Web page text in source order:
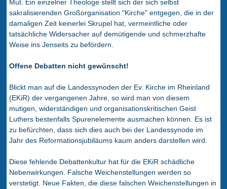
Mut. Ein einzelner Theologe stellt sich der sich selbst
sakralisierenden Großorganisation "Kirche" entgegen, die in der
damaligen Zeit keinerlei Skrupel hat, vermeintliche oder
tatsächliche Widersacher auf demütigende und schmerzhafte
Weise ins Jenseits zu befördern.
Offene Debatten nicht gewünscht!
Blickt man auf die Landessynoden der Ev. Kirche im Rheinland
(EKiR) der vergangenen Jahre, so wird man von diesem
mutigen, widerständigen und organisationskritischen Geist
Luthers bestenfalls Spurenelemente ausmachen können. Es ist
zu befürchten, dass sich dies auch bei der Landessynode im
Jahr des Reformationsjubiläums kaum anders darstellen wird.
Diese fehlende Debattenkultur hat für die EKiR schädliche
Nebenwirkungen. Falsche Weichenstellungen werden so
verstetigt. Neue Fakten, die diese falschen Weichenstellungen in